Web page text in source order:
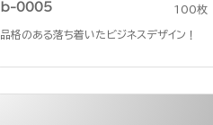
b-0005 100枚
品格のある落ち着いたビジネスデザイン！